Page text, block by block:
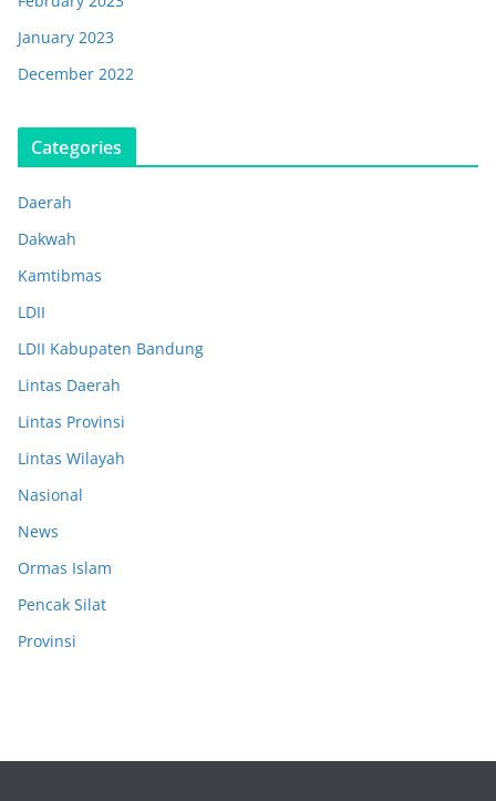
January 2023
December 2022
Categories
Daerah
Dakwah
Kamtibmas
LDII
LDII Kabupaten Bandung
Lintas Daerah
Lintas Provinsi
Lintas Wilayah
Nasional
News
Ormas Islam
Pencak Silat
Provinsi